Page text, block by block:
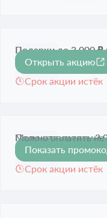
Подарки до 3 000 ₽
Max
Срок акции истёк
Открыть акцию
2 000 ₽
Получите скидку 2
студенческого
Срок акции истёк
Можно оплатить не
Показать